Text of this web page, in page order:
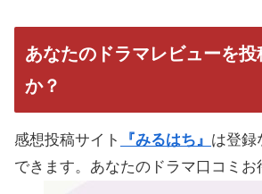
あなたのドラマレビューを
か？
感想投稿サイト 『みるはち』 は登録
できます。あなたのドラマ口コミお